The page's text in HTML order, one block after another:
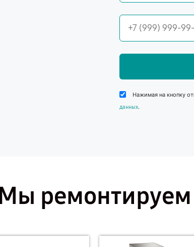
Нажимая на кнопку
данных.
Мы ремонтируем